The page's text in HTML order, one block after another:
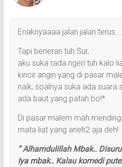
Enaknyaaaa jalan jalan
Tapi beneran tuh Sur,
aku suka rada ngeri tuh kalo
kincir angin yang di pasar
naik, soalnya suka ada suara
ada baut yang patah bo!*
Di pasar malem mah
mata liat yang aneh2 aja deh!
” Alhamdulillah Mbak..
Iya mbak.. Kalau komedi